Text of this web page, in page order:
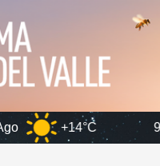
9 Ago